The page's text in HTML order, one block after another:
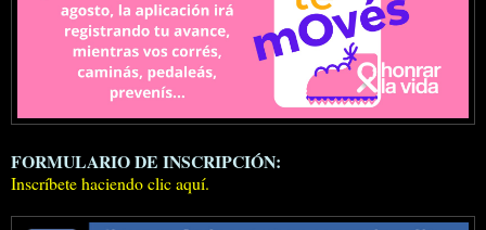
FORMULARIO DE INSCRIPCIÓN:
Inscríbete haciendo clic aquí.